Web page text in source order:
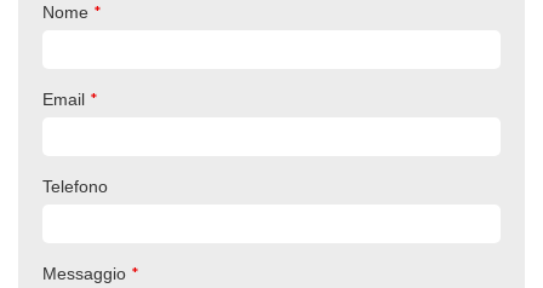
Nome *
Email *
Telefono
Messaggio *